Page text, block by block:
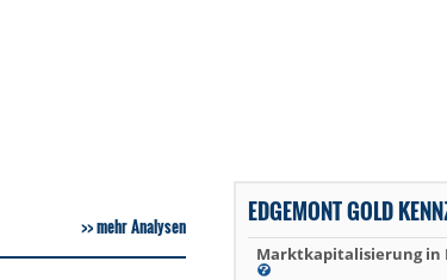
mehr Analysen EDGEMONT GOLD
Marktkapitalisierung in